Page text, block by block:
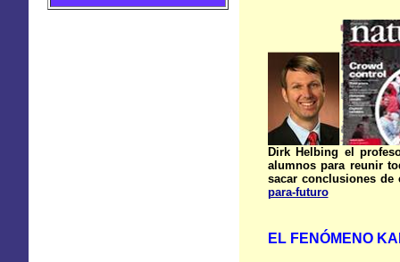
Dirk Helbing el
alumnos para reunir
sacar conclusiones
para-futuro
EL FENÓMENO